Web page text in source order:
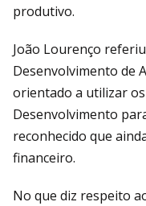
produtivo.
João Lourenço
Desenvolvimento de
orientado a utilizar
Desenvolvimento
reconhecido que
financeiro.
No que diz respeito